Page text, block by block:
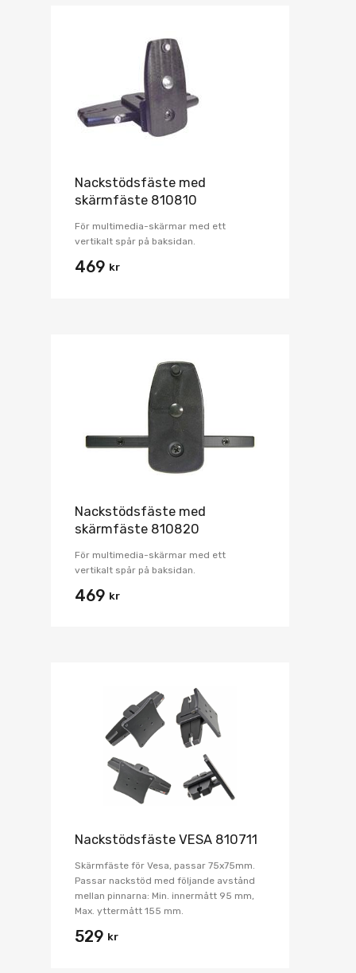
Nackstödsfäste med
skärmfäste 810810
För multimedia-skärmar med ett
vertikalt spår på baksidan.
469 kr
Nackstödsfäste med
skärmfäste 810820
För multimedia-skärmar med ett
vertikalt spår på baksidan.
469 kr
Nackstödsfäste VESA 810711
Skärmfäste för Vesa, passar 75x75mm.
Passar nackstöd med följande avstånd
mellan pinnarna: Min. innermått 95 mm,
Max. yttermått 155 mm.
529 kr